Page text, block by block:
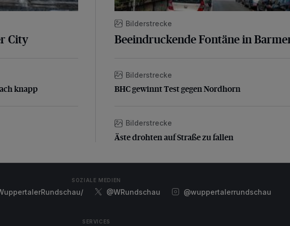
City
knapp
knapp
Bilderstrecke
Beeindruckende Fontäne in
BHC gewinnt Test gegen Nordhorn
Bilderstrecke
BHC gewinnt Test gegen Nordhorn
Äste drohten auf Straße zu fallen
Bilderstrecke
Äste drohten auf Straße zu fallen
SOZIALE MEDIEN
@WRundschau @wuppertalerrundschau
SERVICES